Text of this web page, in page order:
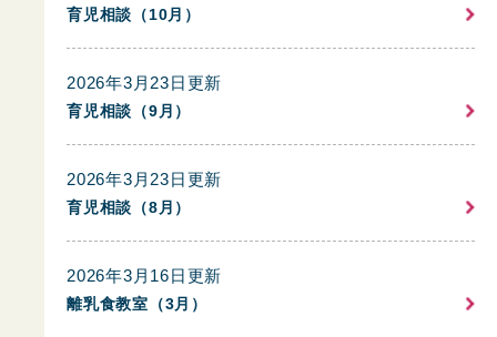
育児相談（10月）
2026年3月23日更新
育児相談（9月）
2026年3月23日更新
育児相談（8月）
2026年3月16日更新
離乳食教室（3月）